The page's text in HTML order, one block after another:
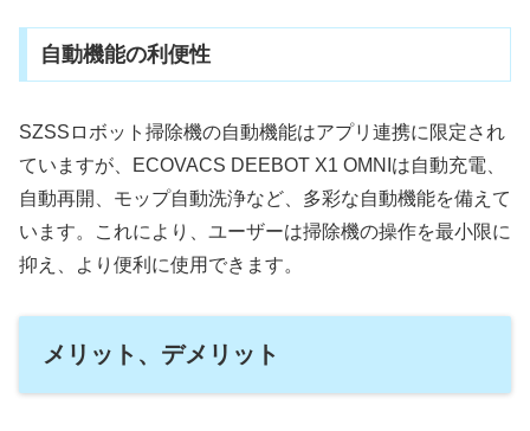
自動機能の利便性
SZSSロボット掃除機の自動機能はアプリ連携に限定され
ていますが、ECOVACS DEEBOT X1 OMNIは自動充電、
自動再開、モップ自動洗浄など、多彩な自動機能を備えて
います。これにより、ユーザーは掃除機の操作を最小限に
抑え、より便利に使用できます。
メリット、デメリット